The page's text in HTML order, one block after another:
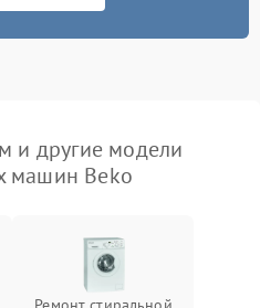
и другие модели
машин Beko